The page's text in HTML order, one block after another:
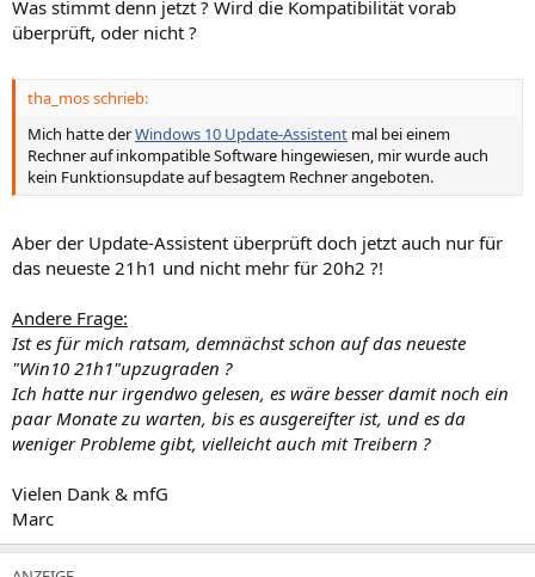
Was stimmt denn jetzt ? Wird die Kompatibilität vorab
überprüft, oder nicht ?
tha_mos schrieb:
Mich hatte derWindows 10 Update-Assistent mal bei einem
Rechner auf inkompatible Software hingewiesen, mir wurde auch
kein Funktionsupdate auf besagtem Rechner angeboten.
Aber der Update-Assistent überprüft doch jetzt auch nur für
das neueste 21h1 und nicht mehr für 20h2 ?!
Andere Frage:
Ist es für mich ratsam, demnächst schon auf das neueste
"Win10 21h1"upzugraden ?
Ich hatte nur irgendwo gelesen, es wäre besser damit noch ein
paar Monate zu warten, bis es ausgereifter ist, und es da
weniger Probleme gibt, vielleicht auch mit Treibern ?
Vielen Dank & mfG
Marc